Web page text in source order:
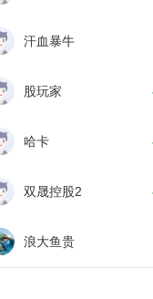
汗血暴牛
股玩家
哈卡
双晟控股2
浪大鱼贵